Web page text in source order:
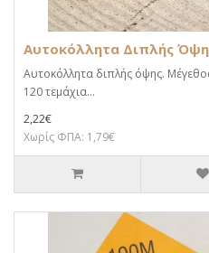
Αυτοκόλλητα Διπλής
Αυτοκόλλητα διπλής όψης.
120 τεμάχια...
2,22€
Χωρίς ΦΠΑ: 1,79€